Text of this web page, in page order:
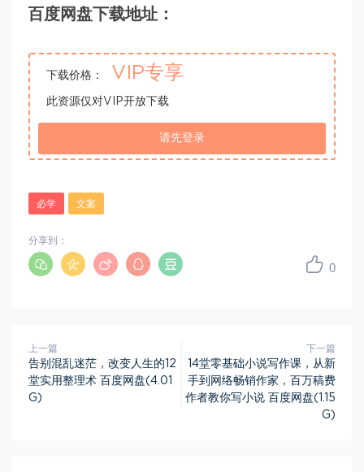
百度网盘下载地址：
下载价格： VIP专享
此资源仅对VIP开放下载
请先登录
必学 文案
0
分享到：
上一篇
告别混乱迷茫，改变人生的12
堂实用整理术 百度网盘(4.01
G)
下一篇
14堂零基础小说写作课，从新
手到网络畅销作家，百万稿费
作者教你写小说 百度网盘(1.15
G)